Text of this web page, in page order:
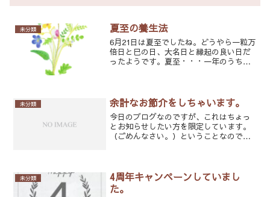
未分類 夏至の養生法
6月21日は夏至でしたね。どうやら一粒万
倍日と巳の日、大名日と縁起の良い日だ
ったようです。夏至・・・一年のうちで1
この日を境に東...
未分類 余計なお節介をしちゃいます。
今日のブログなのですが、これはちょっ
とお知らせしたい方を限定しています。
（ごめんなさい。）ということなので、
クーポンを持っている✅...
未分類
4周年キャンペーンしていまし
た。